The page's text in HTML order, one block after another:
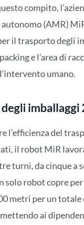
compito,
(AMR)
il trasporto degli
e l’area di
umano.
imballaggi
l’efficienza del
il robot MiR
turni, da cinque a
solo robot copre
metri per un
ai